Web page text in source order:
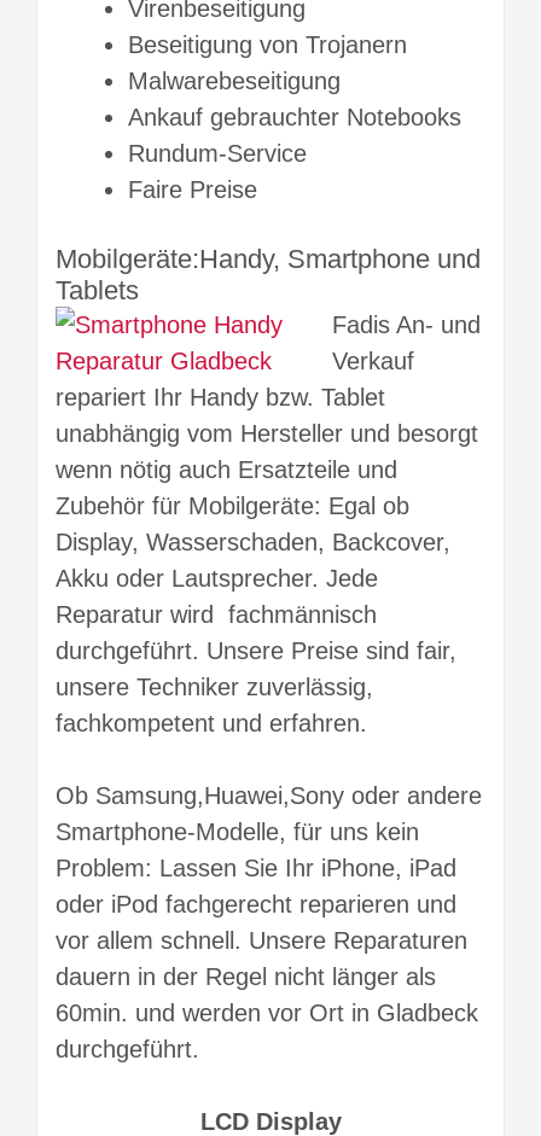
Virenbeseitigung
Beseitigung von Trojanern
Malwarebeseitigung
Ankauf gebrauchter Notebooks
Rundum-Service
Faire Preise
Mobilgeräte:Handy, Smartphone und
Tablets
Fadis An- und
Verkauf
repariert Ihr Handy bzw. Tablet
unabhängig vom Hersteller und besorgt
wenn nötig auch Ersatzteile und
Zubehör für Mobilgeräte: Egal ob
Display, Wasserschaden, Backcover,
Akku oder Lautsprecher. Jede
Reparatur wird fachmännisch
durchgeführt. Unsere Preise sind fair,
unsere Techniker zuverlässig,
fachkompetent und erfahren.
Ob Samsung,Huawei,Sony oder andere
Smartphone-Modelle, für uns kein
Problem: Lassen Sie Ihr iPhone, iPad
oder iPod fachgerecht reparieren und
vor allem schnell. Unsere Reparaturen
dauern in der Regel nicht länger als
60min. und werden vor Ort in Gladbeck
durchgeführt.
LCD Display